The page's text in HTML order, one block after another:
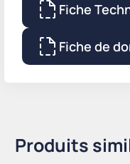
Fiche
Fiche de
Produits